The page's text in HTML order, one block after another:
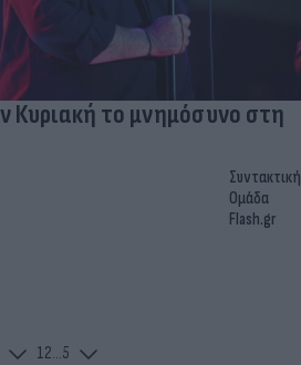
Κυριακή το μνημόσυνο στη
Συντακτική
Ομάδα
Flash.gr
12...5